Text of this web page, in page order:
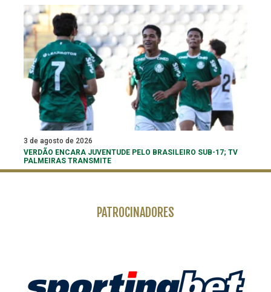
3 de agosto de 2026
VERDÃO ENCARA JUVENTUDE PELO BRASILEIRO SUB-17; TV
PALMEIRAS TRANSMITE
PATROCINADORES